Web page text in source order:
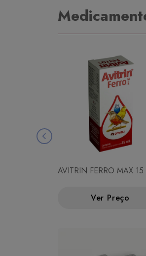
AVITRIN FERRO MAX
Ver Preço